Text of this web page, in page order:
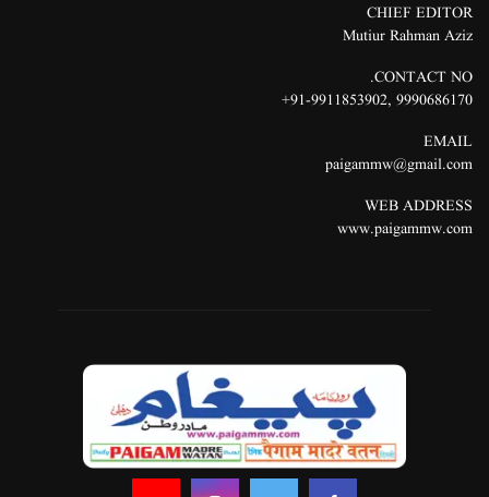
CHIEF EDITOR
Mutiur Rahman Aziz
CONTACT NO.
9990686170
,
91-9911853902+
EMAIL
paigammw@gmail.com
WEB ADDRESS
www.paigammw.com